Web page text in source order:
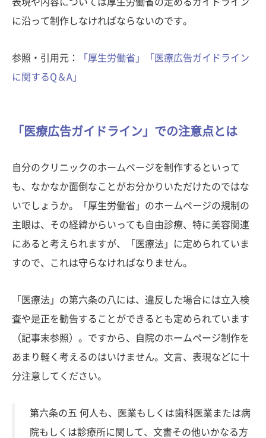
に沿って制作しなければならないのです。
参照・引用元：
「厚生労働省」「医療広告ガイドライン
に関するQ＆A」
「医療広告ガイドライン」での注意点とは
自分のクリニックのホームページを制作するといって
も、なかなか面倒なことがお分かりいただけたのではな
いでしょうか。「厚生労働省」のホームページの規制の
主眼は、その経緯からいっても自由診療、特に美容関連
にあると考えられますが、「医療法」に定められていま
すので、これは守らなければなりません。
「医療法」の第六条の八には、違反した場合には立入検
査や是正を勧告することができるとも定められています
（記事末参照）。ですから、自院のホームページ制作を
あまり軽く考えるのはいけません。文言、表現などに十
分注意してください。
第六条の五 何人も、医業もしくは歯科医業または病
院もしくは診療所に関して、文書その他いかなる方